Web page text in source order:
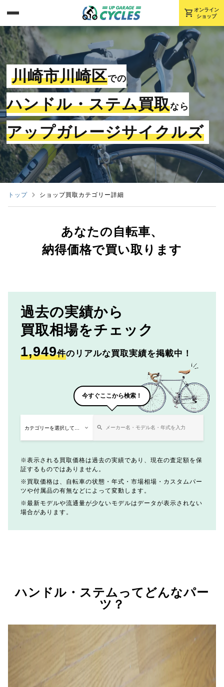
shopping_cart オンライン
ショップ
川崎市川崎区での
ハンドル・ステム買取なら
アップガレージサイクルズ
トップ ショップ買取カテゴリー詳細
あなたの自転車、
納得価格で買い取ります
過去の実績から
買取相場をチェック
1,949件のリアルな買取実績を掲載中！
今すぐここから検索！
表示される買取価格は過去の実績であり、現在の査定額を保
証するものではありません。
買取価格は、自転車の状態・年式・市場相場・カスタムパー
ツや付属品の有無などによって変動します。
最新モデルや流通量が少ないモデルはデータが表示されない
場合があります。
ハンドル・ステムってどんなパー
ツ？